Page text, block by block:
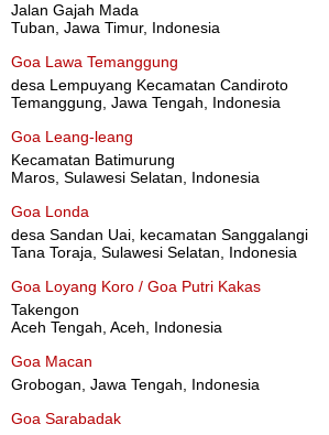
Jalan Gajah Mada
Tuban, Jawa Timur, Indonesia
Goa Lawa Temanggung
desa Lempuyang Kecamatan Candiroto
Temanggung, Jawa Tengah, Indonesia
Goa Leang-leang
Kecamatan Batimurung
Maros, Sulawesi Selatan, Indonesia
Goa Londa
desa Sandan Uai, kecamatan Sanggalangi
Tana Toraja, Sulawesi Selatan, Indonesia
Goa Loyang Koro / Goa Putri Kakas
Takengon
Aceh Tengah, Aceh, Indonesia
Goa Macan
Grobogan, Jawa Tengah, Indonesia
Goa Sarabadak